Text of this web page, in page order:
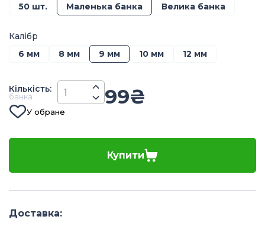
50 шт.
Маленька банка Велика банка
Калібр
6 мм
8 мм 9 мм 10 мм 12 мм
Кiлькiсть:
банка 99₴
У обране
Купити
Доставка: